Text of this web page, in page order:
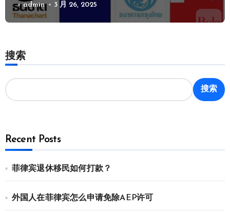
admin 3 月 26, 2025
搜索
搜索
Recent Posts
菲律宾退休移民如何打款？
外国人在菲律宾怎么申请免除AEP许可